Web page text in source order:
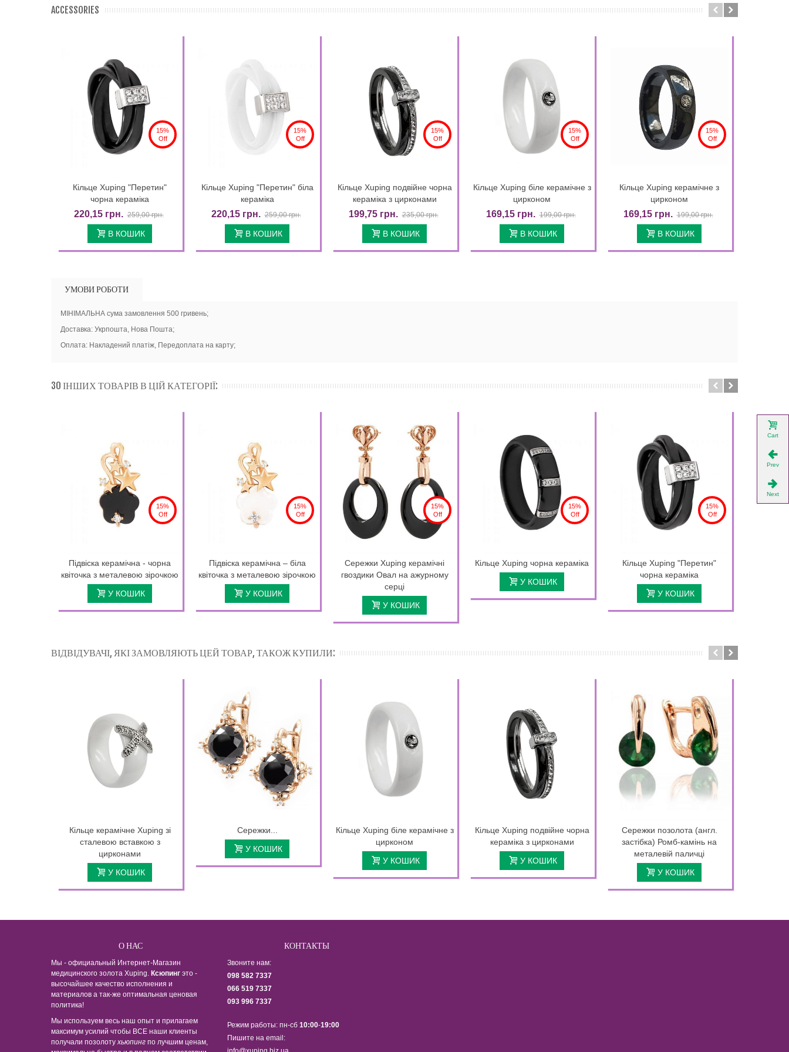
ACCESSORIES
15%
Off
Quick view
Кільце Xuping "Перетин"
чорна кераміка
220,15 грн. 259,00 грн.
В КОШИК
15%
Off
Quick view
Кільце Xuping "Перетин" біла
кераміка
220,15 грн. 259,00 грн.
В КОШИК
15%
Off
Quick view
Кільце Xuping подвійне чорна
кераміка з цирконами
199,75 грн. 235,00 грн.
В КОШИК
15%
Off
Quick view
Кільце Xuping біле керамічне з
цирконом
169,15 грн. 199,00 грн.
В КОШИК
15%
Off
Quick view
Кільце Xuping керамічне з
цирконом
169,15 грн. 199,00 грн.
В КОШИК
УМОВИ РОБОТИ
МІНІМАЛЬНА сума замовлення 500 гривень;
Доставка: Укрпошта, Нова Пошта;
Оплата: Накладений платіж, Передоплата на карту;
30 ІНШИХ ТОВАРІВ В ЦІЙ КАТЕГОРІЇ:
15%
Off
Підвіска керамічна - чорна
квіточка з металевою зірочкою
У КОШИК
15%
Off
Підвіска керамічна – біла
квіточка з металевою зірочкою
У КОШИК
15%
Off
Сережки Xuping керамічні
гвоздики Овал на ажурному
серці
У КОШИК
15%
Off
Кільце Xuping чорна кераміка
У КОШИК
15%
Off
Кільце Xuping "Перетин"
чорна кераміка
У КОШИК
ВІДВІДУВАЧІ, ЯКІ ЗАМОВЛЯЮТЬ ЦЕЙ ТОВАР, ТАКОЖ КУПИЛИ:
Кільце керамічне Xuping зі
сталевою вставкою з
цирконами
У КОШИК
Сережки...
У КОШИК
Кільце Xuping біле керамічне з
цирконом
У КОШИК
Кільце Xuping подвійне чорна
кераміка з цирконами
У КОШИК
Сережки позолота (англ.
застібка) Ромб-камінь на
металевій паличці
У КОШИК
О НАС
Мы - официальный Интернет-Магазин
медицинского золота Xuping. Ксюпинг это -
высочайшее качество исполнения и
материалов а так-же оптимальная ценовая
политика!
Мы используем весь наш опыт и прилагаем
максимум усилий чтобы ВСЕ наши клиенты
получали позолотухьюпинг по лучшим ценам,
КОНТАКТЫ
Звоните нам:
098 582 7337
066 519 7337
093 996 7337
Режим работы: пн-сб 10:00-19:00
Пишите на email:
Cart
Prev
Next